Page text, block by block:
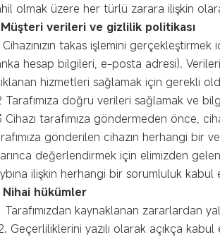
olmak üzere her türlü zarara ilişkin
Müşteri verileri ve gizlilik politikası
Cihazınızın takas işlemini
hesap bilgileri, e-posta adresi).
hizmetleri sağlamak için gerekli
Tarafımıza doğru verileri sağlamak ve
Cihazı tarafımıza göndermeden önce,
gönderilen cihazın herhangi bir
değerlendirmek için elimizden
ilişkin herhangi bir sorumluluk kabul
Nihai hükümler
Tarafımızdan kaynaklanan zararlardan
Geçerliliklerini yazılı olarak açıkça